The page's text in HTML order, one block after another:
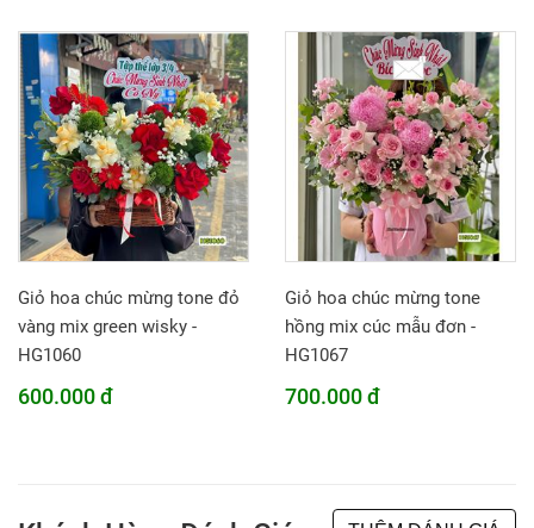
Giỏ hoa chúc mừng tone đỏ
vàng mix green wisky -
HG1060
600.000 đ
Giỏ hoa chúc mừng tone
hồng mix cúc mẫu đơn -
HG1067
700.000 đ